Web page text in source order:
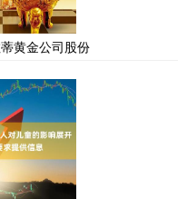
黄金公司股份